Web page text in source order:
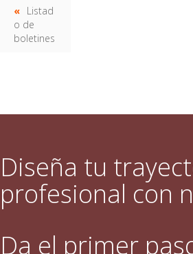
Listad
o de
boletines
Diseña tu
profesional con
Da el primer